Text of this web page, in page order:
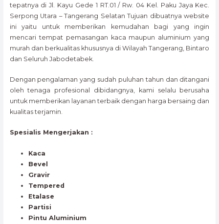
tepatnya di Jl. Kayu Gede 1 RT.01 / Rw. 04 Kel. Paku Jaya Kec.
Serpong Utara – Tangerang Selatan Tujuan dibuatnya website
ini yaitu untuk memberikan kemudahan bagi yang ingin
mencari tempat pemasangan kaca maupun aluminium yang
murah dan berkualitas khususnya di Wilayah Tangerang, Bintaro
dan Seluruh Jabodetabek.
Dengan pengalaman yang sudah puluhan tahun dan ditangani
oleh tenaga profesional dibidangnya, kami selalu berusaha
untuk memberikan layanan terbaik dengan harga bersaing dan
kualitas terjamin.
Spesialis Mengerjakan :
Kaca
Bevel
Gravir
Tempered
Etalase
Partisi
Pintu Aluminium